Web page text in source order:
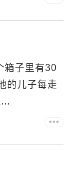
箱子里有30
的儿子每走